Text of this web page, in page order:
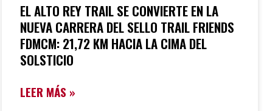
EL ALTO REY TRAIL SE CONVIERTE EN LA
NUEVA CARRERA DEL SELLO TRAIL FRIENDS
FDMCM: 21,72 KM HACIA LA CIMA DEL
SOLSTICIO
LEER MÁS »